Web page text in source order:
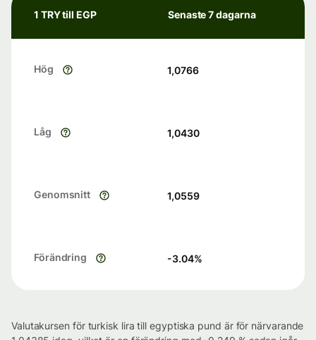
1 TRY till EGP Senaste 7 dagarna
Hög 1,0766
Låg 1,0430
Genomsnitt 1,0559
Förändring -3.04%
Valutakursen för turkisk lira till egyptiska pund är för närvarande